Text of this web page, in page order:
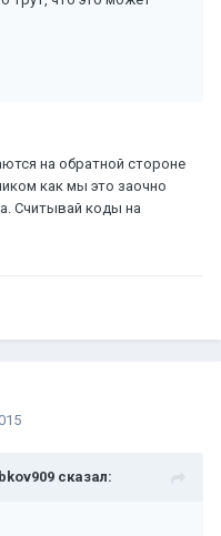
на обратной стороне
как мы это заочно
Считывай коды на
сказал: